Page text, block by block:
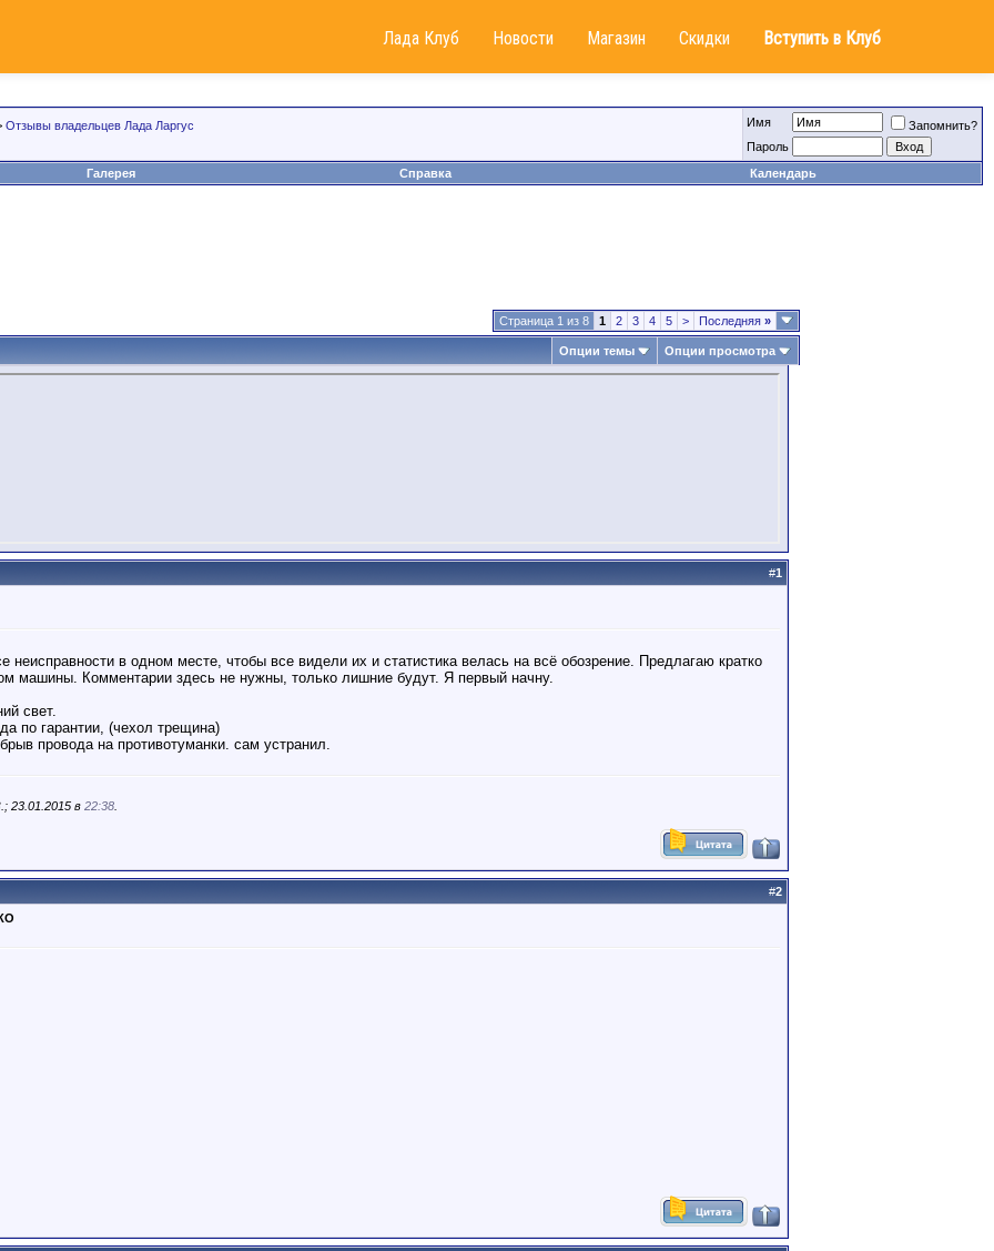
Лада Клуб Новости Магазин Скидки Вступить в Клуб
Отзывы владельцев Лада Ларгус Имя
Запомнить?
Пароль
Галерея Справка Календарь
Страница 1 из 8 1 2 3 4 5 > Последняя »
Опции темы Опции просмотра
#1
неисправности в одном месте, чтобы все видели их и статистика велась на всё обозрение. Предлагаю кратко
машины. Комментарии здесь не нужны, только лишние будут. Я первый начну.
свет.
по гарантии, (чехол трещина)
провода на противотуманки. сам устранил.
23.01.2015 в 22:38
#2